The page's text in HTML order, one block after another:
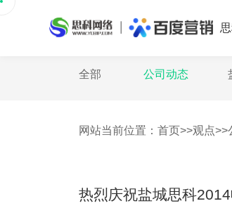
全部 公司动态
网站当前位置： 首页>>观点>>
热烈庆祝盐城思科